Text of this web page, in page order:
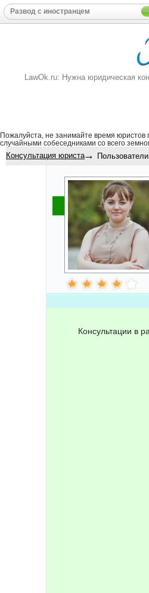
LawOk.ru: Нужна юридическая
Пожалуйста, не занимайте время
случайными собеседниками со всего
Консультация юриста→ Пользователи
Консультации в